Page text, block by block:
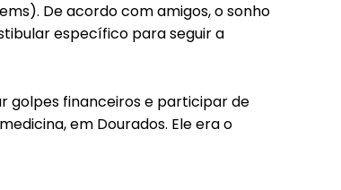
De acordo com amigos, o sonho
específico para seguir a
golpes financeiros e participar de
em Dourados. Ele era o